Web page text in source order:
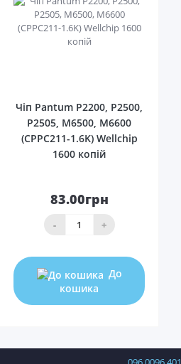
Чіп Pantum P2200, P2500,
P2505, M6500, M6600
(CPPC211-1.6K) Wellchip
1600 копій
83.00грн
- +
До
кошика